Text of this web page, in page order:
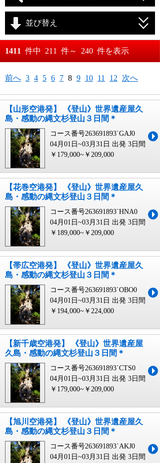
月 日～
月 日
並び替え
おすすめ順
料金が高い順
1411 件中 211 件～ 240 件を表示
前へ 3 4 5 6 7 8 9 10 11 12 次へ
【山形空港発】 《登山》世界遺産屋久
島・感動の縄文杉登山３日間＊
コース番号263691893`GAJ0
04月01日~03月31日 出発 3日間
￥179,000~￥209,000
【花巻空港発】 《登山》世界遺産屋久
島・感動の縄文杉登山３日間＊
コース番号263691893`HNA0
04月01日~03月31日 出発 3日間
￥189,000~￥209,000
【帯広空港発】 《登山》世界遺産屋久
島・感動の縄文杉登山３日間＊
コース番号263691893`OBO0
04月01日~03月31日 出発 3日間
￥194,000~￥224,000
【新千歳空港発】 《登山》世界遺産屋
久島・感動の縄文杉登山３日間＊
コース番号263691893`CTS0
04月01日~03月31日 出発 3日間
￥179,000~￥209,000
【旭川空港発】 《登山》世界遺産屋久
島・感動の縄文杉登山３日間＊
コース番号263691893`AKJ0
04月01日~03月31日 出発 3日間